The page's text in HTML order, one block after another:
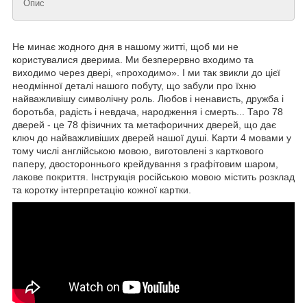
Опис
Не минає жодного дня в нашому житті, щоб ми не
користувалися дверима. Ми безперервно входимо та
виходимо через двері, «проходимо». І ми так звикли до цієї
неодмінної деталі нашого побуту, що забули про їхню
найважливішу символічну роль. Любов і ненависть, дружба і
боротьба, радість і невдача, народження і смерть... Таро 78
дверей - це 78 фізичних та метафоричних дверей, що дає
ключ до найважливіших дверей нашої душі. Карти 4 мовами у
тому числі англійською мовою, виготовлені з карткового
паперу, двостороннього крейдування з графітовим шаром,
лакове покриття. Інструкція російською мовою містить розклад
та коротку інтерпретацію кожної картки.